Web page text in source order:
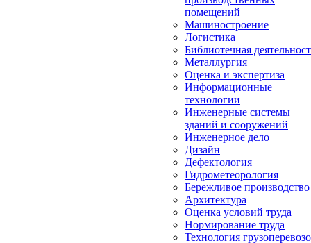
помещений
Машиностроение
Логистика
Библиотечная
Металлургия
Оценка и экспертиза
Информационные
технологии
Инженерные системы
зданий и сооружений
Инженерное дело
Дизайн
Дефектология
Гидрометеорология
Бережливое производство
Архитектура
Оценка условий труда
Нормирование труда
Технология